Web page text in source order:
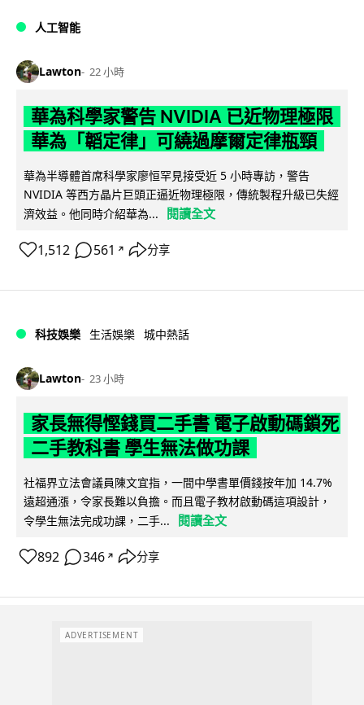
人工智能
Lawton 22 小時
華為科學家警告 NVIDIA 已近物理極限
華為「韜定律」可繞過摩爾定律瓶頸
華為半導體首席科學家廖恒罕見接受近 5 小時專訪，警告
NVIDIA 等西方晶片巨頭正逼近物理極限，傳統製程升級已失經
濟效益。他同時介紹華為...
閱讀全文
1,512 561 ↗ 分享
科技娛樂 生活娛樂 城中熱話
Lawton 23 小時
家長無得慳錢買二手書 電子啟動碼鎖死
二手教科書 學生無法做功課
社福界立法會議員陳文宜指，一間中學書單價錢按年加 14.7%
遠超通漲，令家長難以負擔。而且電子教材啟動碼這項設計，
令學生無法完成功課，二手...
閱讀全文
892 346 ↗ 分享
ADVERTISEMENT